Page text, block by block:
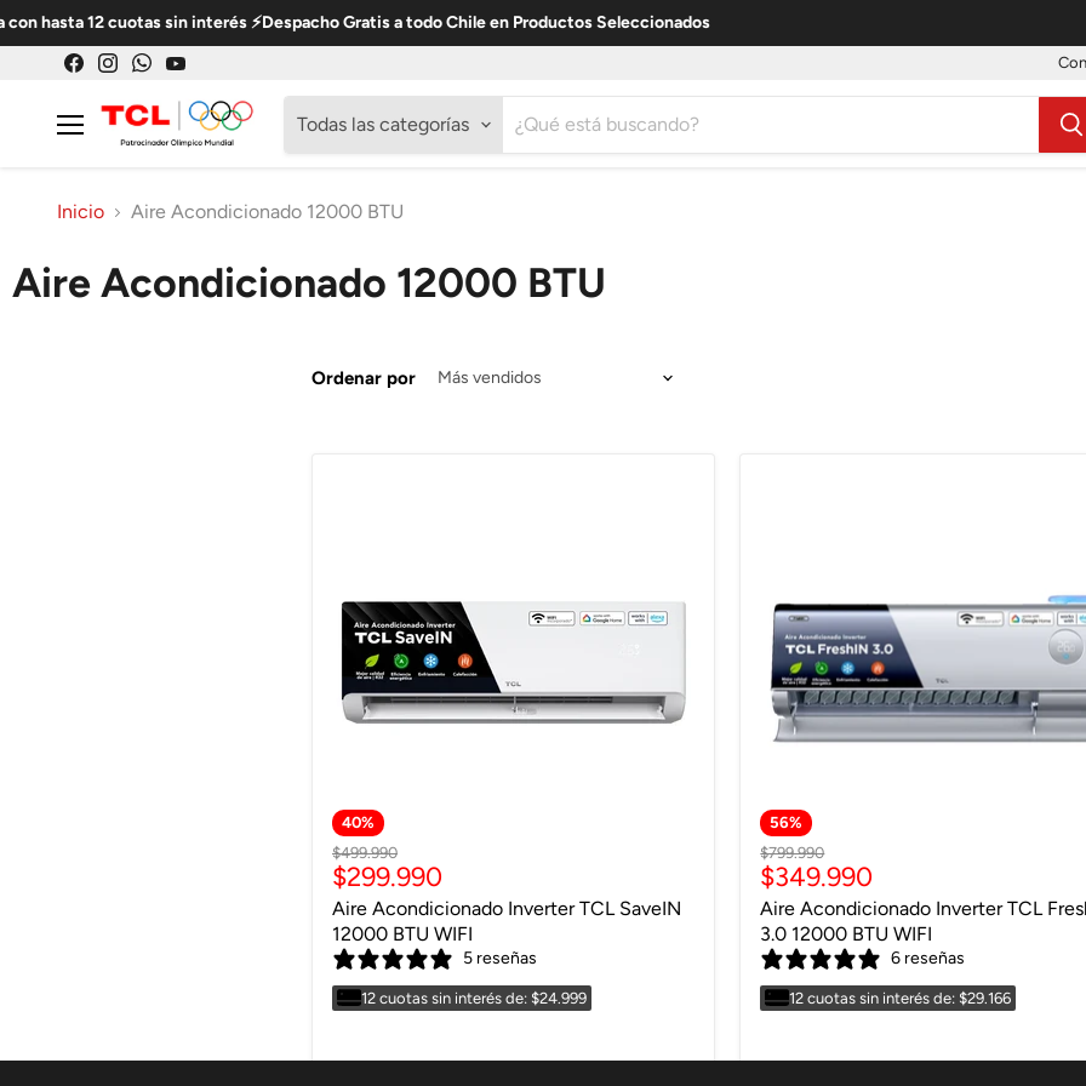
hasta 12 cuotas sin interés ⚡Despacho Gratis a todo Chile en Productos Seleccionados
Facebook
en
Instagram
en
WhatsApp
en
YouTube
Todas las categorías
Inicio Aire Acondicionado 12000 BTU
Aire Acondicionado 12000 BTU
Ordenar por
40%
Precio
original
$499.990
Precio
actual
$299.990
Aire Acondicionado Inverter TCL SaveIN
12000 BTU WIFI
5 reseñas
12 cuotas sin interés de: $24.999
56%
Precio
original
$799.990
Precio
actual
$349.990
Aire Acondicionado Inverter TCL
3.0 12000 BTU WIFI
6 reseñas
12 cuotas sin interés de: $29.166